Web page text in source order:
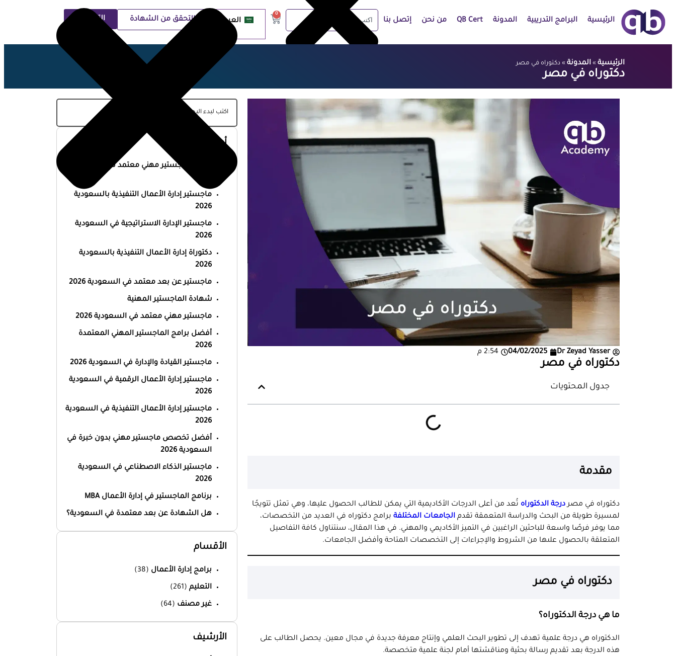
الرئيسية البرامج التدريبية المدونة QB Cert من نحن إتصل بنا
0
العربية التحقق من الشهادة التسجيل
الرئيسية » المدونة » دكتوراه في مصر
دكتوراه في مصر
Dr Zeyad Yasser
04/02/2025 2:54 م
دكتوراه في مصر
جدول المحتويات
مقدمة
دكتوراه في مصردرجة الدكتوراه تُعد من أعلى الدرجات الأكاديمية التي يمكن للطالب الحصول عليها، وهي تمثل تتويجًا
لمسيرة طويلة من البحث والدراسة المتعمقة تقدمالجامعات المختلفة برامج دكتوراه في العديد من التخصصات،
مما يوفر فرصًا واسعة للباحثين الراغبين في التميز الأكاديمي والمهني. في هذا المقال، سنتناول كافة التفاصيل
المتعلقة بالحصول علىها من الشروط والإجراءات إلى التخصصات المتاحة وأفضل الجامعات.
دكتوراه في مصر
ما هي درجة الدكتوراه؟
الدكتوراه هي درجة علمية تهدف إلى تطوير البحث العلمي وإنتاج معرفة جديدة في مجال معين. يحصل الطالب على
هذه الدرجة بعد تقديم رسالة بحثية ومناقشتها أمام لجنة علمية متخصصة.
أحدث المقالات
أفضل ماجستير مهني معتمد في السعودية
ماجستير إدارة الأعمال التنفيذية بالسعودية
2026
ماجستير الإدارة الاستراتيجية في السعودية
2026
دكتوراة إدارة الأعمال التنفيذية بالسعودية
2026
ماجستير عن بعد معتمد في السعودية 2026
شهادة الماجستير المهنية
ماجستير مهني معتمد في السعودية 2026
أفضل برامج الماجستير المهني المعتمدة
2026
ماجستير القيادة والإدارة في السعودية 2026
ماجستير إدارة الأعمال الرقمية في السعودية
2026
ماجستير إدارة الأعمال التنفيذية في السعودية
2026
أفضل تخصص ماجستير مهني بدون خبرة في
السعودية 2026
ماجستير الذكاء الاصطناعي في السعودية
2026
برنامج الماجستير في إدارة الأعمال MBA
هل الشهادة عن بعد معتمدة في السعودية؟
الأقسام
برامج إدارة الأعمال (38)
التعليم (261)
غير مصنف (64)
الأرشيف